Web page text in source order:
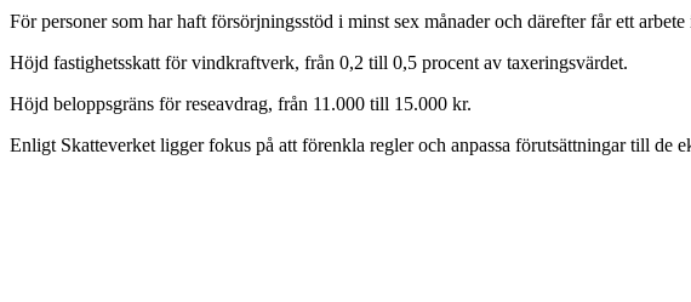
För personer som har haft försörjningsstöd i minst sex månader och därefter får ett
Höjd fastighetsskatt för vindkraftverk, från 0,2 till 0,5 procent av taxeringsvärdet.
Höjd beloppsgräns för reseavdrag, från 11.000 till 15.000 kr.
Enligt Skatteverket ligger fokus på att förenkla regler och anpassa förutsättningar till de